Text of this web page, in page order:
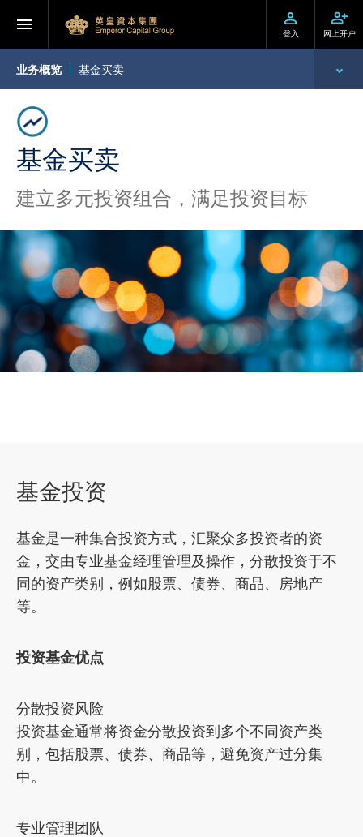
登入 网上开户
业务概览 基金买卖
环球投资产品
财富管理
资产管理
企业融资
财务贷款
投资移民
机构业务
基金买卖
建立多元投资组合，满足投资目标
基金投资
基金是一种集合投资方式，汇聚众多投资者的资
金，交由专业基金经理管理及操作，分散投资于不
同的资产类别，例如股票、债券、商品、房地产
等。
投资基金优点
分散投资风险
投资基金通常将资金分散投资到多个不同资产类
别，包括股票、债券、商品等，避免资产过分集
中。
专业管理团队